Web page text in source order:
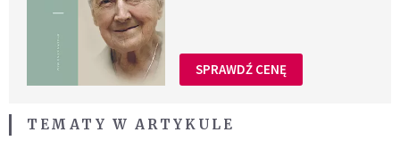
SPRAWDŹ CENĘ
TEMATY W ARTYKULE